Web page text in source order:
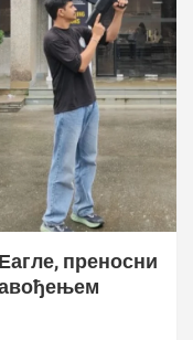
преносни